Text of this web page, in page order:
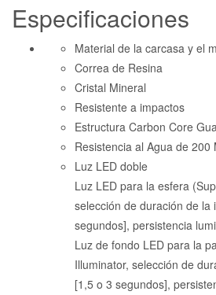
Especificaciones
Material de la carcasa y el
Correa de Resina
Cristal Mineral
Resistente a impactos
Estructura Carbon Core
Resistencia al Agua de 200
Luz LED doble
Luz LED para la esfera
selección de duración de la
segundos], persistencia
Luz de fondo LED para la
Illuminator, selección de
[1,5 o 3 segundos],